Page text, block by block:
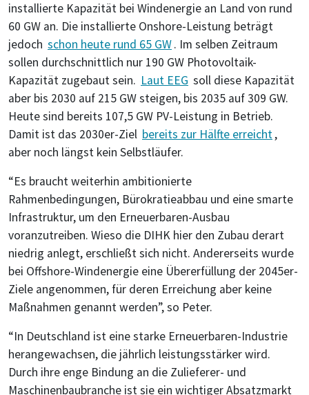
installierte Kapazität bei Windenergie an Land von rund
60 GW an. Die installierte Onshore-Leistung beträgt
jedoch schon heute rund 65 GW. Im selben Zeitraum
sollen durchschnittlich nur 190 GW Photovoltaik-
Kapazität zugebaut sein. Laut EEG soll diese Kapazität
aber bis 2030 auf 215 GW steigen, bis 2035 auf 309 GW.
Heute sind bereits 107,5 GW PV-Leistung in Betrieb.
Damit ist das 2030er-Ziel bereits zur Hälfte erreicht,
aber noch längst kein Selbstläufer.
“Es braucht weiterhin ambitionierte
Rahmenbedingungen, Bürokratieabbau und eine smarte
Infrastruktur, um den Erneuerbaren-Ausbau
voranzutreiben. Wieso die DIHK hier den Zubau derart
niedrig anlegt, erschließt sich nicht. Andererseits wurde
bei Offshore-Windenergie eine Übererfüllung der 2045er-
Ziele angenommen, für deren Erreichung aber keine
Maßnahmen genannt werden”, so Peter.
“In Deutschland ist eine starke Erneuerbaren-Industrie
herangewachsen, die jährlich leistungsstärker wird.
Durch ihre enge Bindung an die Zulieferer- und
Maschinenbaubranche ist sie ein wichtiger Absatzmarkt